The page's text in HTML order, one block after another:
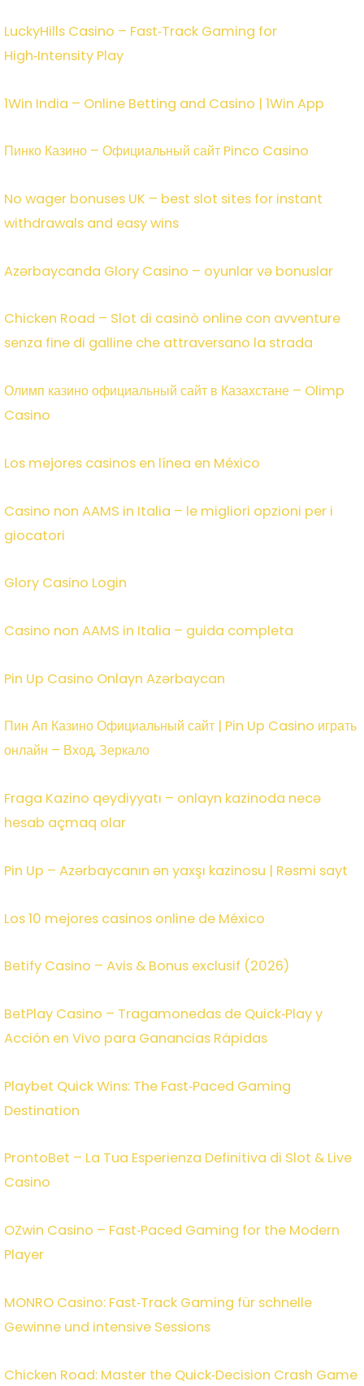
LuckyHills Casino – Fast‑Track Gaming for
High‑Intensity Play
1Win India – Online Betting and Casino | 1Win App
Пинко Казино – Официальный сайт Pinco Casino
No wager bonuses UK – best slot sites for instant
withdrawals and easy wins
Azərbaycanda Glory Casino – oyunlar və bonuslar
Chicken Road – Slot di casinò online con avventure
senza fine di galline che attraversano la strada
Олимп казино официальный сайт в Казахстане – Olimp
Casino
Los mejores casinos en línea en México
Casino non AAMS in Italia – le migliori opzioni per i
giocatori
Glory Casino Login
Casino non AAMS in Italia – guida completa
Pin Up Casino Onlayn Azərbaycan
Пин Ап Казино Официальный сайт | Pin Up Casino играть
онлайн – Вход, Зеркало
Fraga Kazino qeydiyyatı – onlayn kazinoda necə
hesab açmaq olar
Pin Up – Azərbaycanın ən yaxşı kazinosu | Rəsmi sayt
Los 10 mejores casinos online de México
Betify Casino – Avis & Bonus exclusif (2026)
BetPlay Casino – Tragamonedas de Quick‑Play y
Acción en Vivo para Ganancias Rápidas
Playbet Quick Wins: The Fast‑Paced Gaming
Destination
ProntoBet – La Tua Esperienza Definitiva di Slot & Live
Casino
OZwin Casino – Fast‑Paced Gaming for the Modern
Player
MONRO Casino: Fast‑Track Gaming für schnelle
Gewinne und intensive Sessions
Chicken Road: Master the Quick‑Decision Crash Game